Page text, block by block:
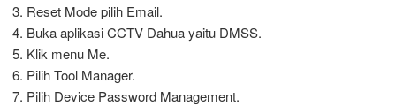
Reset Mode pilih Email.
Buka aplikasi CCTV Dahua yaitu DMSS.
Klik menu Me.
Pilih Tool Manager.
Pilih Device Password Management.